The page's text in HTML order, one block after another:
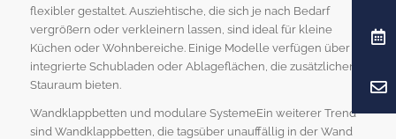
flexibler gestaltet. Ausziehtische, die sich je nach Bedarf
vergrößern oder verkleinern lassen, sind ideal für kleine
Küchen oder Wohnbereiche. Einige Modelle verfügen über
integrierte Schubladen oder Ablageflächen, die zusätzlichen
Stauraum bieten.
Wandklappbetten und modulare SystemeEin weiterer Trend
sind Wandklappbetten, die tagsüber unauffällig in der Wand